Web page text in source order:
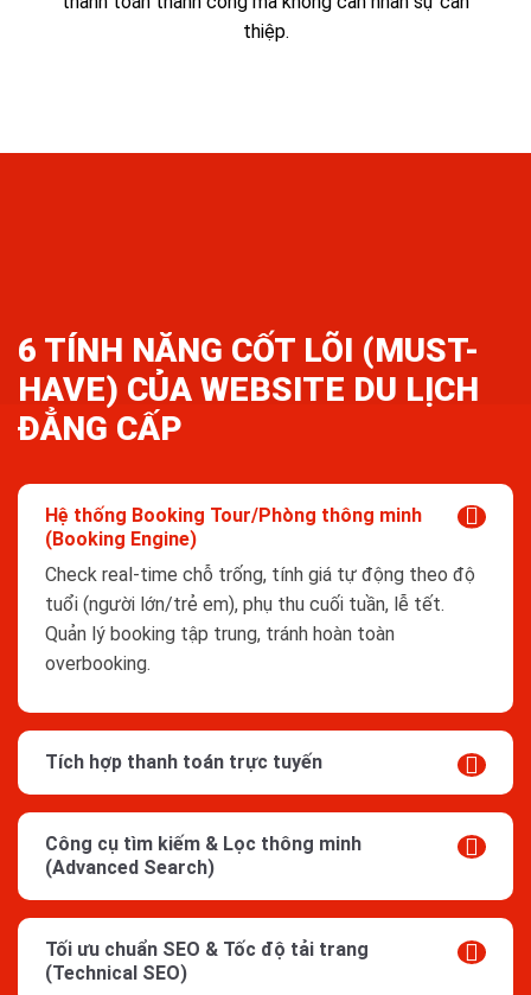
thiệp.
6 TÍNH NĂNG CỐT LÕI (MUST-
HAVE) CỦA WEBSITE DU LỊCH
ĐẲNG CẤP
Hệ thống Booking Tour/Phòng thông minh
(Booking Engine)
Check real-time chỗ trống, tính giá tự động theo độ
tuổi (người lớn/trẻ em), phụ thu cuối tuần, lễ tết.
Quản lý booking tập trung, tránh hoàn toàn
overbooking.
Tích hợp thanh toán trực tuyến
Công cụ tìm kiếm & Lọc thông minh
(Advanced Search)
Tối ưu chuẩn SEO & Tốc độ tải trang
(Technical SEO)